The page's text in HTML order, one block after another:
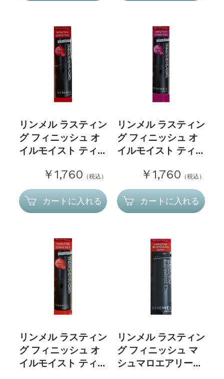
リンメル ラスティン
グ フィニッシュ オ
イルモイスト ティ...
￥1,760 （税込）
カートに入れる
リンメル ラスティン
グ フィニッシュ オ
イルモイスト ティ...
￥1,760 （税込）
カートに入れる
リンメル ラスティン
グ フィニッシュ オ
イルモイスト ティ...
リンメル ラスティン
グ フィニッシュ マ
シュマロエアリー...